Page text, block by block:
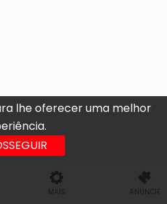
lhe oferecer uma melhor
MAIS ANUNCIE